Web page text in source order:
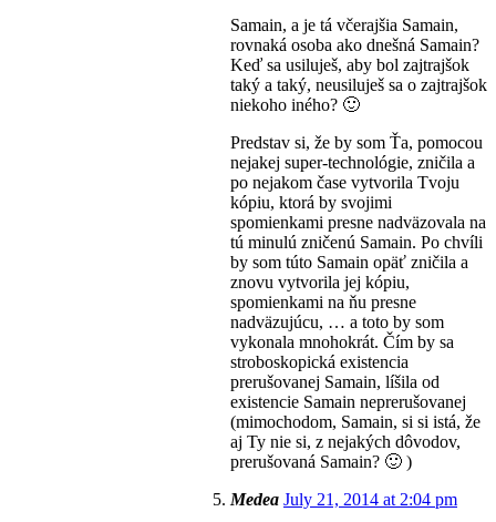
Samain, a je tá včerajšia Samain,
rovnaká osoba ako dnešná Samain?
Keď sa usiluješ, aby bol zajtrajšok
taký a taký, neusiluješ sa o zajtrajšok
niekoho iného? 🙂
Predstav si, že by som Ťa, pomocou
nejakej super-technológie, zničila a
po nejakom čase vytvorila Tvoju
kópiu, ktorá by svojimi
spomienkami presne nadväzovala na
tú minulú zničenú Samain. Po chvíli
by som túto Samain opäť zničila a
znovu vytvorila jej kópiu,
spomienkami na ňu presne
nadväzujúcu, … a toto by som
vykonala mnohokrát. Čím by sa
stroboskopická existencia
prerušovanej Samain, líšila od
existencie Samain neprerušovanej
(mimochodom, Samain, si si istá, že
aj Ty nie si, z nejakých dôvodov,
prerušovaná Samain? 🙂 )
Medea July 21, 2014 at 2:04 pm